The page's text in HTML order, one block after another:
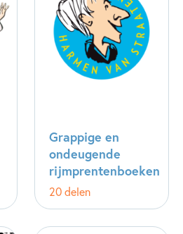
Grappige en
ondeugende
rijmprentenboeken
20 delen